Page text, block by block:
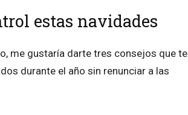
estas navidades
me gustaría darte tres consejos que te
durante el año sin renunciar a las